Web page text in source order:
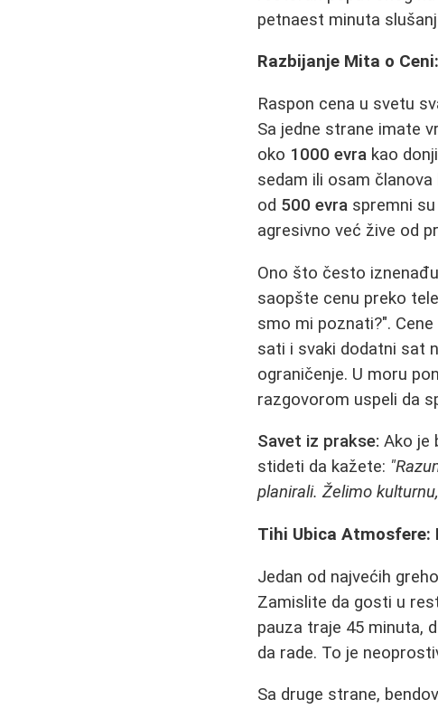
petnaest minuta
Razbijanje Mita o
Raspon cena u svetu
Sa jedne strane imate
oko 1000 evra kao
sedam ili osam
od 500 evra spremni
agresivno već žive od
Ono što često
saopšte cenu preko
smo mi poznati?".
sati i svaki dodatni sat
ograničenje. U moru
razgovorom uspeli da
Savet iz prakse: Ako je
stideti da kažete:
planirali. Želimo
Tihi Ubica Atmosfere:
Jedan od najvećih
Zamislite da gosti u
pauza traje 45 minuta,
da rade. To je
Sa druge strane,